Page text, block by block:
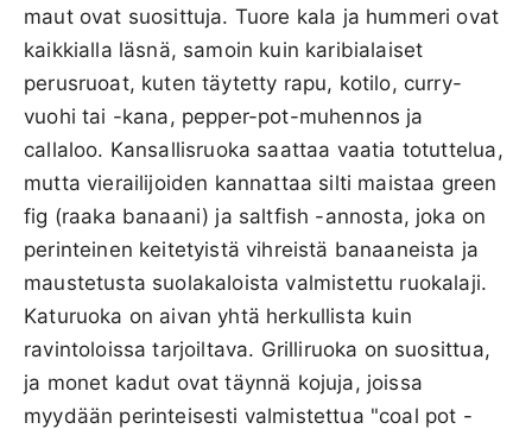
maut ovat suosittuja. Tuore kala ja hummeri ovat
kaikkialla läsnä, samoin kuin karibialaiset
perusruoat, kuten täytetty rapu, kotilo, curry-
vuohi tai -kana, pepper-pot-muhennos ja
callaloo. Kansallisruoka saattaa vaatia totuttelua,
mutta vierailijoiden kannattaa silti maistaa green
fig (raaka banaani) ja saltfish -annosta, joka on
perinteinen keitetyistä vihreistä banaaneista ja
maustetusta suolakaloista valmistettu ruokalaji.
Katuruoka on aivan yhtä herkullista kuin
ravintoloissa tarjoiltava. Grilliruoka on suosittua,
ja monet kadut ovat täynnä kojuja, joissa
myydään perinteisesti valmistettua "coal pot -